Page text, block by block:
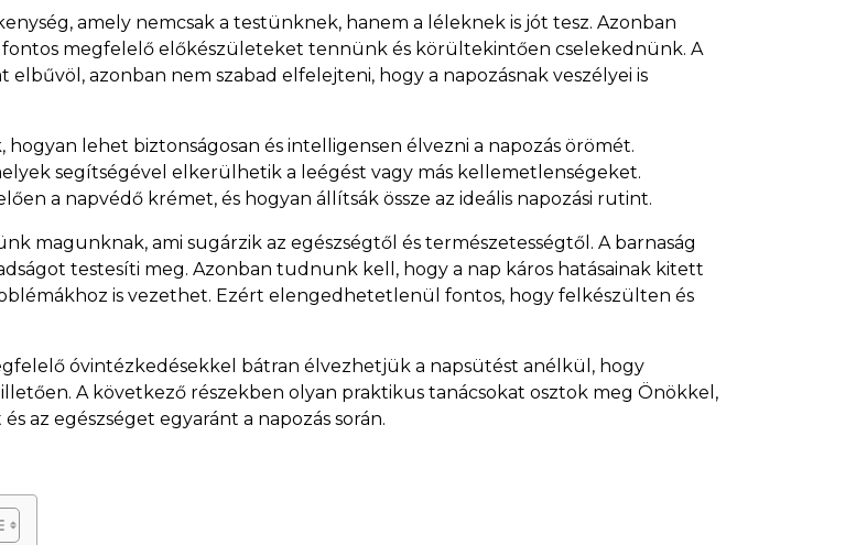
amely nemcsak a testünknek, hanem a léleknek is jót tesz. Azonban
megfelelő előkészületeket tennünk és körültekintően cselekednünk. A
azonban nem szabad elfelejteni, hogy a napozásnak veszélyei is
lehet biztonságosan és intelligensen élvezni a napozás örömét.
segítségével elkerülhetik a leégést vagy más kellemetlenségeket.
a napvédő krémet, és hogyan állítsák össze az ideális napozási rutint.
magunknak, ami sugárzik az egészségtől és természetességtől. A barnaság
testesíti meg. Azonban tudnunk kell, hogy a nap káros hatásainak kitett
is vezethet. Ezért elengedhetetlenül fontos, hogy felkészülten és
óvintézkedésekkel bátran élvezhetjük a napsütést anélkül, hogy
A következő részekben olyan praktikus tanácsokat osztok meg Önökkel,
az egészséget egyaránt a napozás során.